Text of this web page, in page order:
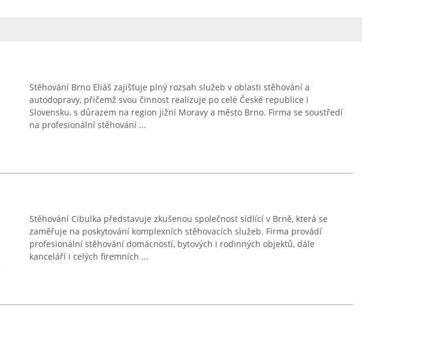
Stěhování Brno Eliáš zajišťuje plný rozsah služeb v oblasti stěhování a
autodopravy, přičemž svou činnost realizuje po celé České republice i
Slovensku, s důrazem na region jižní Moravy a město Brno. Firma se soustředí
na profesionální stěhování ...
Stěhování Cibulka představuje zkušenou společnost sídlící v Brně, která se
zaměřuje na poskytování komplexních stěhovacích služeb. Firma provádí
profesionální stěhování domácností, bytových i rodinných objektů, dále
kanceláří i celých firemních ...